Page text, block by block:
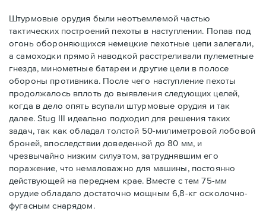
Штурмовые орудия были неотъемлемой частью
тактических построений пехоты в наступлении. Попав под
огонь обороняющихся немецкие пехотные цепи залегали,
а самоходки прямой наводкой расстреливали пулеметные
гнезда, минометные батареи и другие цели в полосе
обороны противника. После чего наступление пехоты
продолжалось вплоть до выявления следующих целей,
когда в дело опять всупали штурмовые орудия и так
далее. Stug III идеально подходил для решения таких
задач, так как обладал толстой 50-милиметровой лобовой
броней, впоследствии доведенной до 80 мм, и
чрезвычайно низким силуэтом, затруднявшим его
поражение, что немаловажно для машины, постоянно
действующей на переднем крае. Вместе с тем 75-мм
орудие обладало достаточно мощным 6,8-кг осколочно-
фугасным снарядом.